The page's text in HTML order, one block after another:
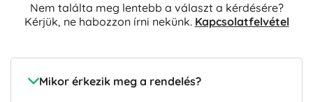
Nem találta meg lentebb a választ a kérdésére?
Kérjük, ne habozzon írni nekünk. Kapcsolatfelvétel
Mikor érkezik meg a rendelés?